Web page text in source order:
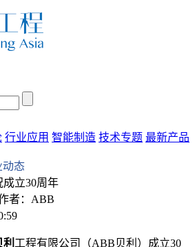
行业应用 智能制造 技术专题 最新产品
动态
立30周年
者：ABB
利 工程有限公司（ABB贝利）成立30